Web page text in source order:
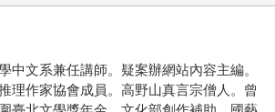
中文系兼任講師。疑案辦網站內容主編。
理作家協會成員。高野山真言宗僧人。曾